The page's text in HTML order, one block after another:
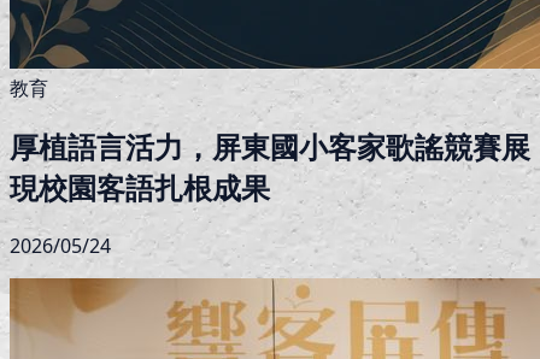
教育
厚植語言活力，屏東國小客家歌謠競賽展
現校園客語扎根成果
2026/05/24